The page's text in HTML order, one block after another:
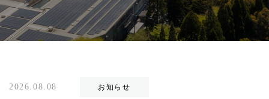
2026.08.08 お知らせ